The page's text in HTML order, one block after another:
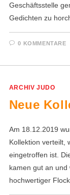
Geschäftsstelle
Gedichten zu
0 KOMMENTARE
ARCHIV JUDO
Neue
Am 18.12.2019
Kollektion verteilt,
eingetroffen ist.
kamen gut an
hochwertiger